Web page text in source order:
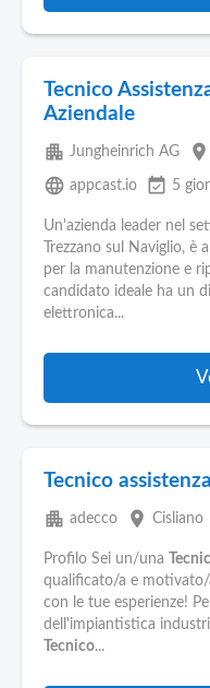
Tecnico
Aziendale
apartment Jungheinrich AG place
language appcast.io event_available 5
Un'azienda leader nel
Trezzano sul Naviglio, è
per la manutenzione e
candidato ideale ha un
elettronica...
Tecnico
apartment adecco place Cisliano
Profilo Sei un/una
qualificato/a e
con le tue esperienze!
dell'impiantistica
Tecnico...